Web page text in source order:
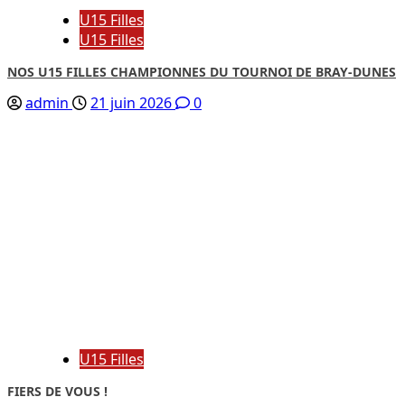
U15 Filles
U15 Filles
NOS U15 FILLES CHAMPIONNES DU TOURNOI DE BRAY-DUNES
admin 21 juin 2026 0
U15 Filles
FIERS DE VOUS !